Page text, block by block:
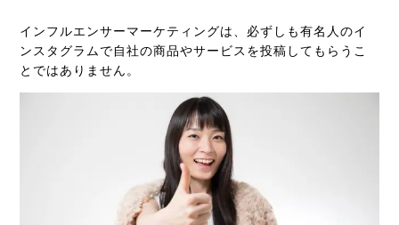
インフルエンサーマーケティングは、必ずしも有名人のイ
ンスタグラムで自社の商品やサービスを投稿してもらうこ
とではありません。